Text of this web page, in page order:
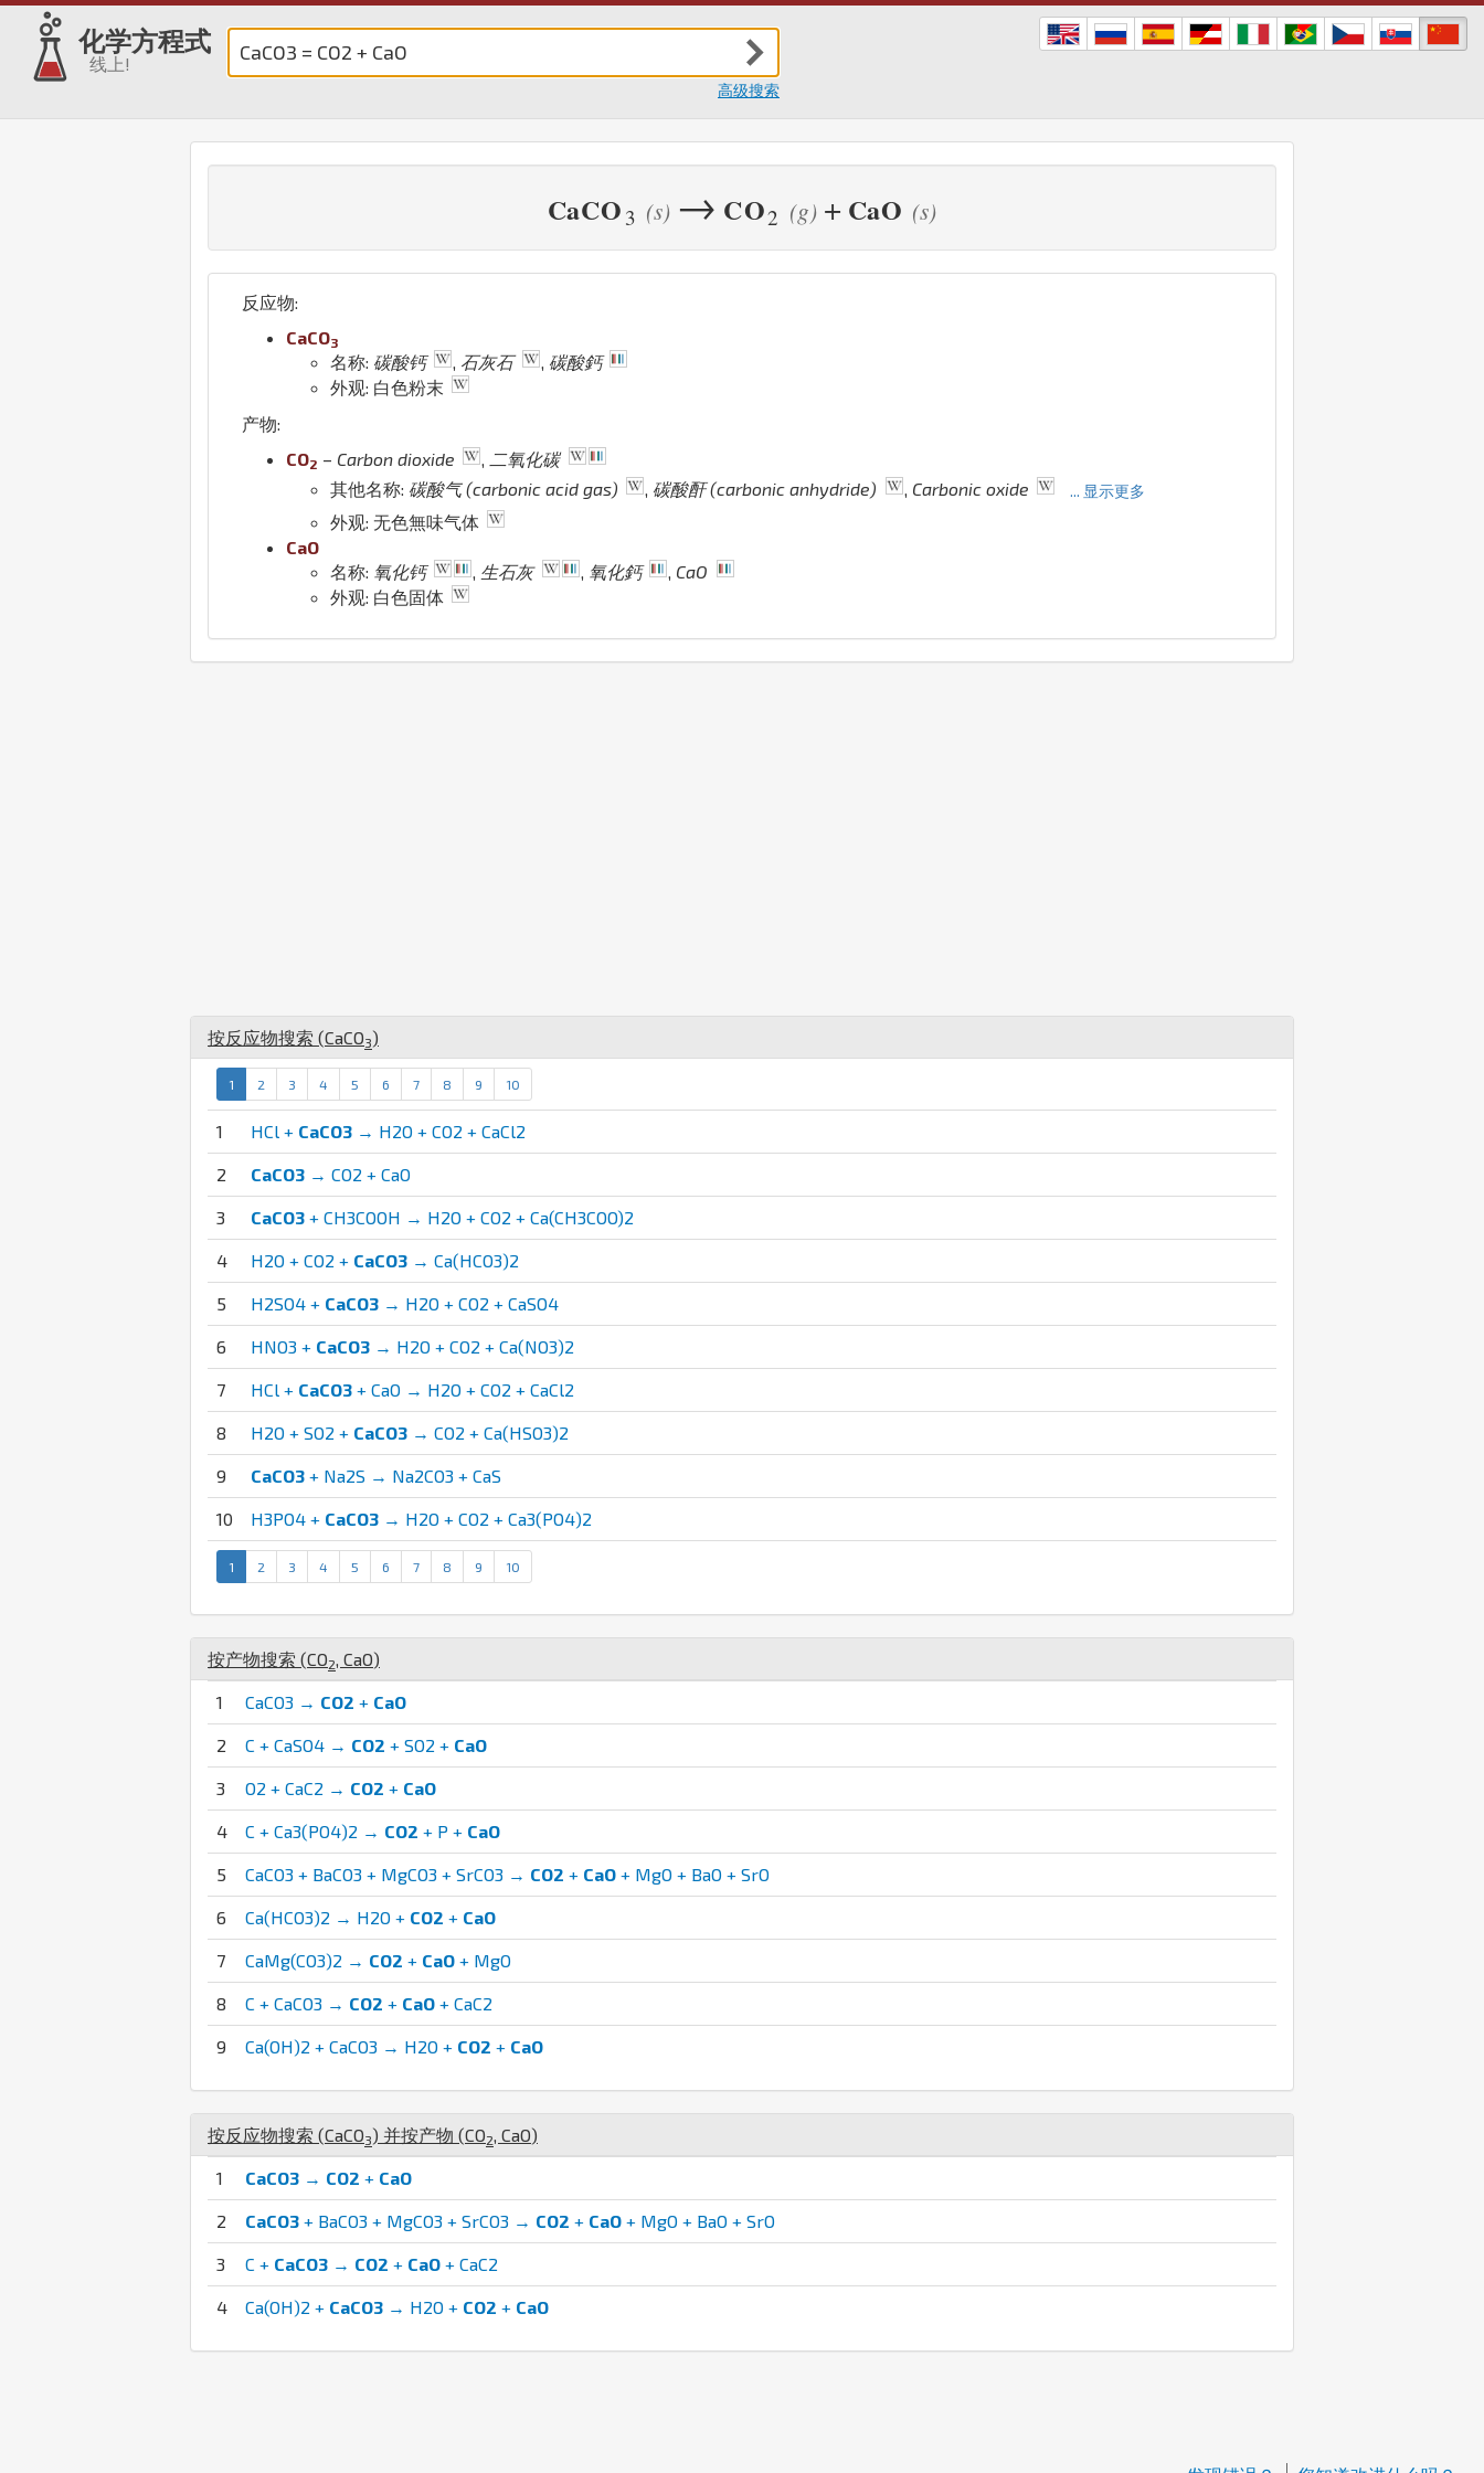
化学方程式
线上!
高级搜索
CaCO 3 (s) → CO2 (g) + CaO (s)
反应物:
CaCO3
名称: 碳酸钙 石灰石
碳酸鈣
外观: 白色粉末
产物:
CO2 – Carbon dioxide
二氧化碳
其他名称: 碳酸气 (carbonic acid gas) 碳酸酐 (carbonic anhydride) Carbonic oxide ... 显示更多
外观: 无色無味气体
CaO
名称: 氧化钙 , 生石灰 , 氧化鈣 , CaO
外观: 白色固体
按反应物搜索 (CaCO3)
1 2 3 4 5 6 7 8 9 10
1 HCl + CaCO3 → H2O + CO2 + CaCl2
2 CaCO3 → CO2 + CaO
3 CaCO3 + CH3COOH → H2O + CO2 + Ca(CH3COO)2
4 H2O + CO2 + CaCO3 → Ca(HCO3)2
5 H2SO4 + CaCO3 → H2O + CO2 + CaSO4
6 HNO3 + CaCO3 → H2O + CO2 + Ca(NO3)2
7 HCl + CaCO3 + CaO → H2O + CO2 + CaCl2
8 H2O + SO2 + CaCO3 → CO2 + Ca(HSO3)2
9 CaCO3 + Na2S → Na2CO3 + CaS
10 H3PO4 + CaCO3 → H2O + CO2 + Ca3(PO4)2
1 2 3 4 5 6 7 8 9 10
按产物搜索 (CO2, CaO)
1 CaCO3 → CO2 + CaO
2 C + CaSO4 → CO2 + SO2 + CaO
3 O2 + CaC2 → CO2 + CaO
4 C + Ca3(PO4)2 → CO2 + P + CaO
5 CaCO3 + BaCO3 + MgCO3 + SrCO3 → CO2 + CaO + MgO + BaO + SrO
6 Ca(HCO3)2 → H2O + CO2 + CaO
7 CaMg(CO3)2 → CO2 + CaO + MgO
8 C + CaCO3 → CO2 + CaO + CaC2
9 Ca(OH)2 + CaCO3 → H2O + CO2 + CaO
按反应物搜索 (CaCO3) 并按产物 (CO2, CaO)
1 CaCO3 → CO2 + CaO
2 CaCO3 + BaCO3 + MgCO3 + SrCO3 → CO2 + CaO + MgO + BaO + SrO
3 C + CaCO3 → CO2 + CaO + CaC2
4 Ca(OH)2 + CaCO3 → H2O + CO2 + CaO